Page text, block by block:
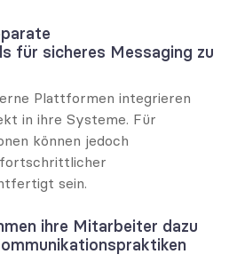
für sicheres Messaging zu
Plattformen integrieren
in ihre Systeme. Für
können jedoch
fortschrittlicher
sein.
ihre Mitarbeiter dazu